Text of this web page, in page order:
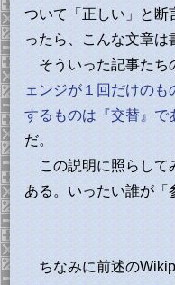
ついて「正しい」と断
ったら、こんな文章は
そういった記事たち
ェンジが１回だけの
するものは『交替』で
だ。
この説明に照らして
ある。いったい誰が「
ちなみに前述の